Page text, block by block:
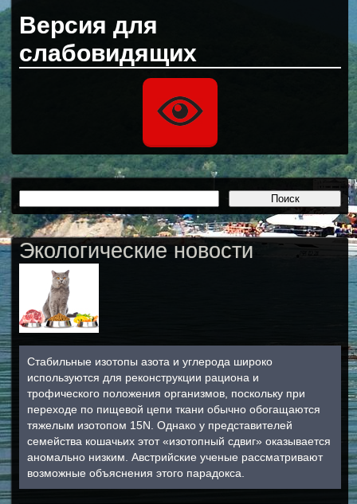
Версия для
слабовидящих
Экологические новости
Стабильные изотопы азота и углерода широко
используются для реконструкции рациона и
трофического положения организмов, поскольку при
переходе по пищевой цепи ткани обычно обогащаются
тяжелым изотопом 15N. Однако у представителей
семейства кошачьих этот «изотопный сдвиг» оказывается
аномально низким. Австрийские ученые рассматривают
возможные объяснения этого парадокса.